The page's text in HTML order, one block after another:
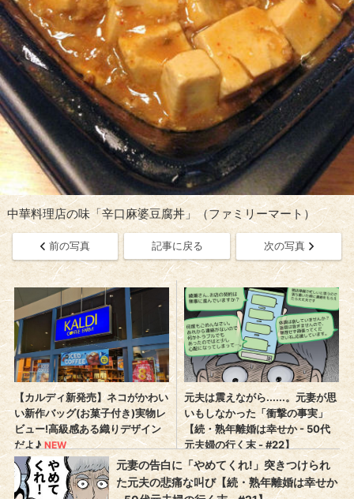
中華料理店の味「辛口麻婆豆腐丼」（ファミリーマート）
前の写真 記事に戻る 次の写真